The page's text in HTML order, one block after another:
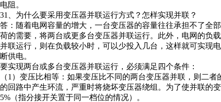
电阻。
31、为什么要采用变压器并联运行方式？怎样实现并联？
答：随着电网容量的增大，一台变压器的容量往往承担不了全
荷的需要，将两台或更多台变压器并联运行。此外，电网的负
并联运行，则在负载较小时，可以少投入几台，这样就可实现
断供电。
要实现两台或多台变压器并联运行，必须满足四个条件：
（1）变压比相等：如果变压比不同的两台变压器并联，则二
的回路中产生环流，严重时将烧坏变压器绕组。为了使并联的
5%（指分接开关置于同一档位的情况）。